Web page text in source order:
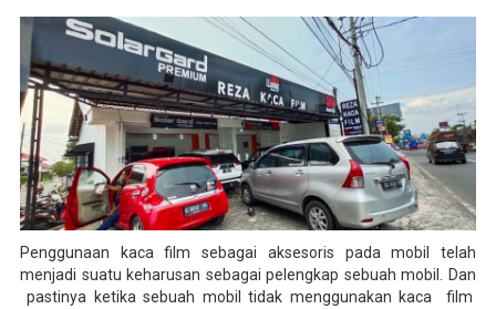
Penggunaan kaca film sebagai aksesoris pada mobil telah
menjadi suatu keharusan sebagai pelengkap sebuah mobil. Dan
pastinya ketika sebuah mobil tidak menggunakan kaca film